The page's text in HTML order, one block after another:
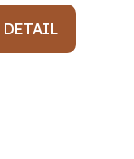
DETAIL